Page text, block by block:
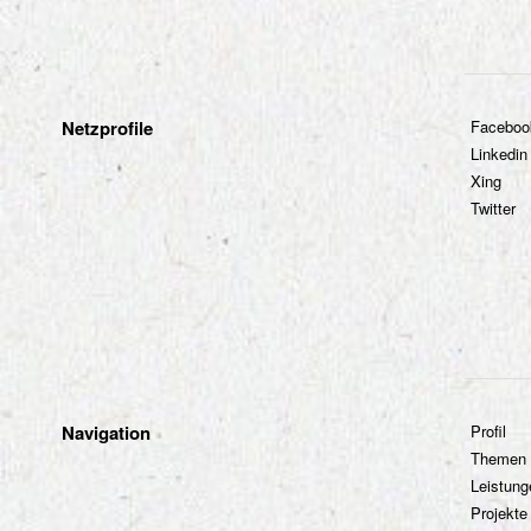
Netzprofile
Linkedin
Xing
Twitter
Navigation
Profil
Themen
Projekte